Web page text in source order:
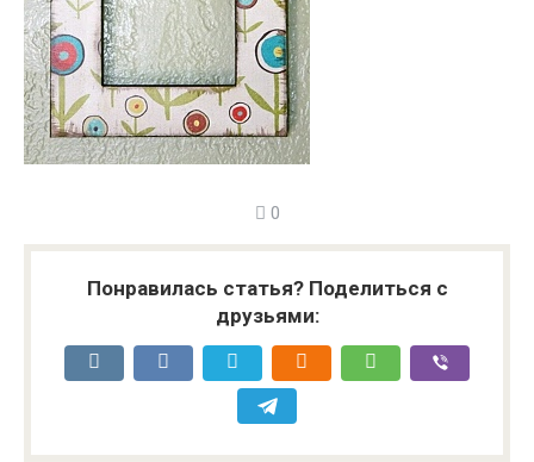
0
Понравилась статья? Поделиться с
друзьями: